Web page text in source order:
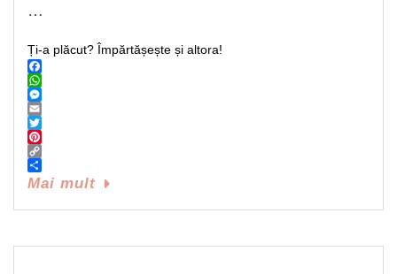
…
Ți-a plăcut? Împărtășește și altora!
Facebook
WhatsApp
Messenger
Email
Twitter
Pinterest
Copy
Link
Share
Mai mult